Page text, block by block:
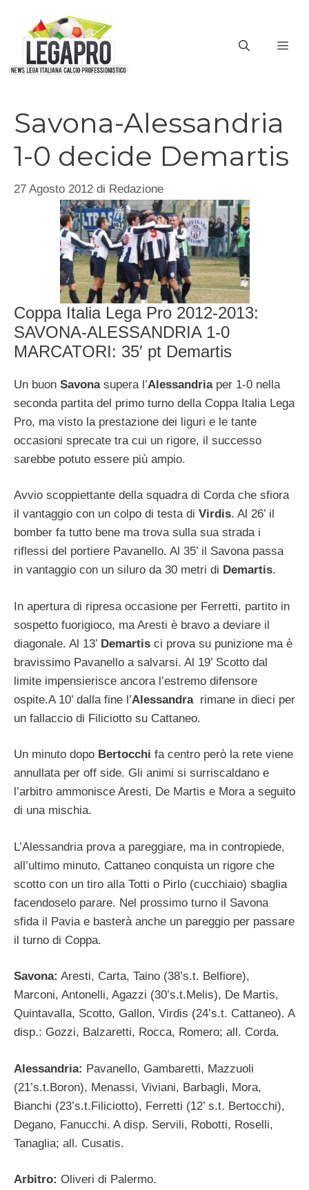
contenuto
Savona-Alessandria
1-0 decide Demartis
27 Agosto 2012 di Redazione
Coppa Italia Lega Pro 2012-2013:
SAVONA-ALESSANDRIA 1-0
MARCATORI: 35′ pt Demartis
Un buon Savonasupera l’Alessandriaper 1-0 nella
seconda partita del primo turno della Coppa Italia Lega
Pro, ma visto la prestazione dei liguri e le tante
occasioni sprecate tra cui un rigore, il successo
sarebbe potuto essere più ampio.
Avvio scoppiettante della squadra di Corda che sfiora
il vantaggio con un colpo di testa di Virdis. Al 26’ il
bomber fa tutto bene ma trova sulla sua strada i
riflessi del portiere Pavanello. Al 35’ il Savona passa
in vantaggio con un siluro da 30 metri di Demartis.
In apertura di ripresa occasione per Ferretti, partito in
sospetto fuorigioco, ma Aresti è bravo a deviare il
diagonale. Al 13’ Demartis ci prova su punizione ma è
bravissimo Pavanello a salvarsi. Al 19’ Scotto dal
limite impensierisce ancora l’estremo difensore
ospite.A 10’ dalla fine l’Alessandra rimane in dieci per
un fallaccio di Filiciotto su Cattaneo.
Un minuto dopo Bertocchi fa centro però la rete viene
annullata per off side. Gli animi si surriscaldano e
l’arbitro ammonisce Aresti, De Martis e Mora a seguito
di una mischia.
L’Alessandria prova a pareggiare, ma in contropiede,
all’ultimo minuto, Cattaneo conquista un rigore che
scotto con un tiro alla Totti o Pirlo (cucchiaio) sbaglia
facendoselo parare. Nel prossimo turno il Savona
sfida il Pavia e basterà anche un pareggio per passare
il turno di Coppa.
Savona: Aresti, Carta, Taino (38’s.t. Belfiore),
Marconi, Antonelli, Agazzi (30’s.t.Melis), De Martis,
Quintavalla, Scotto, Gallon, Virdis (24’s.t. Cattaneo). A
disp.: Gozzi, Balzaretti, Rocca, Romero; all. Corda.
Alessandria: Pavanello, Gambaretti, Mazzuoli
(21’s.t.Boron), Menassi, Viviani, Barbagli, Mora,
Bianchi (23’s.t.Filiciotto), Ferretti (12’ s.t. Bertocchi),
Degano, Fanucchi. A disp. Servili, Robotti, Roselli,
Tanaglia; all. Cusatis.
Arbitro: Oliveri di Palermo.